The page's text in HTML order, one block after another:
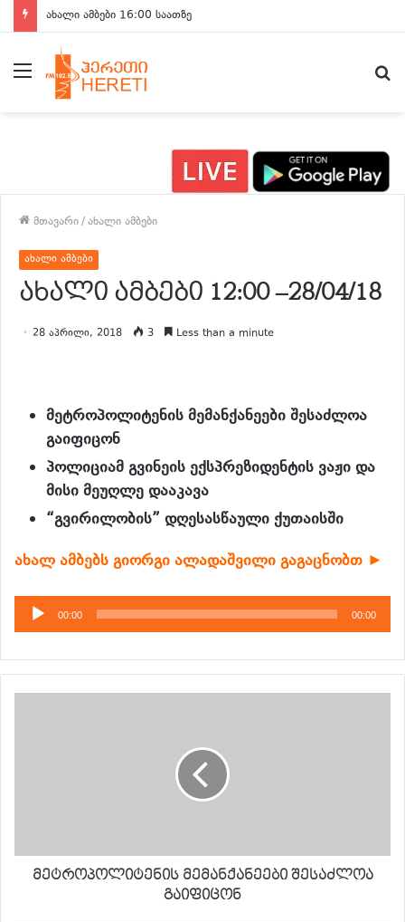
ახალი ამბები 16:00 საათზე
მენიუ
მთავარი/ახალი ამბები
ახალი ამბები
ახალი ამბები 12:00 –28/04/18
28 აპრილი, 2018 3 Less than a minute
მეტროპოლიტენის მემანქანეები შესაძლოა
გაიფიცონ
პოლიციამ გვინეის ექსპრეზიდენტის ვაჟი და
მისი მეუღლე დააკავა
“გვირილობის” დღესასწაული ქუთაისში
ახალ ამბებს გიორგი ალადაშვილი გაგაცნობთ ►
აუდიო
დამკვრელი
00:00 00:00
მეტროპოლიტენის მემანქანეები შესაძლოა
გაიფიცონ